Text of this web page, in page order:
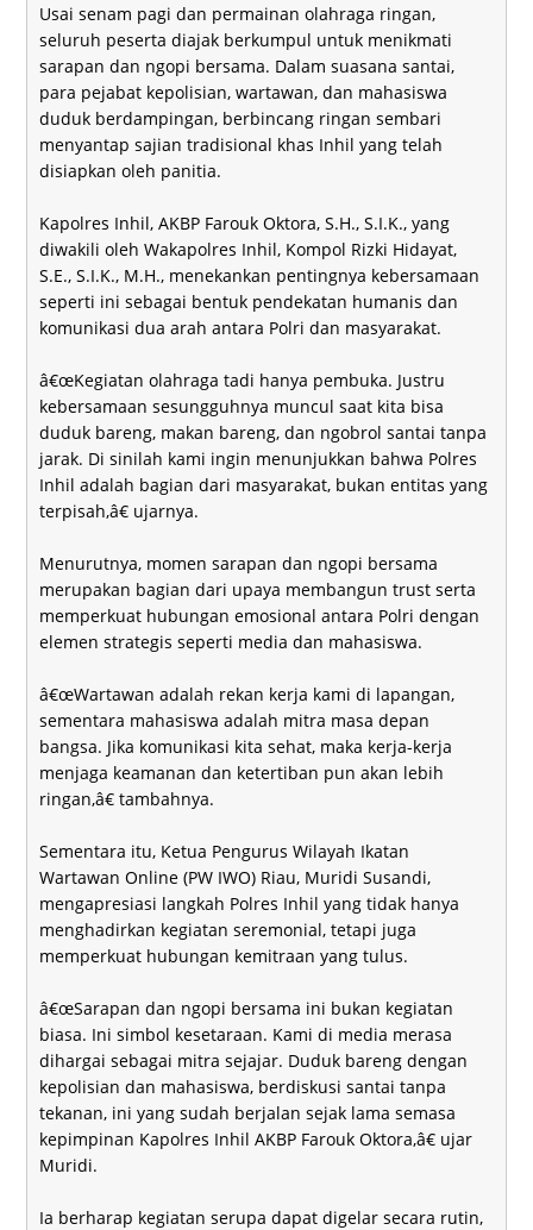
Usai senam pagi dan permainan olahraga ringan,
seluruh peserta diajak berkumpul untuk menikmati
sarapan dan ngopi bersama. Dalam suasana santai,
para pejabat kepolisian, wartawan, dan mahasiswa
duduk berdampingan, berbincang ringan sembari
menyantap sajian tradisional khas Inhil yang telah
disiapkan oleh panitia.
Kapolres Inhil, AKBP Farouk Oktora, S.H., S.I.K., yang
diwakili oleh Wakapolres Inhil, Kompol Rizki Hidayat,
S.E., S.I.K., M.H., menekankan pentingnya kebersamaan
seperti ini sebagai bentuk pendekatan humanis dan
komunikasi dua arah antara Polri dan masyarakat.
â€œKegiatan olahraga tadi hanya pembuka. Justru
kebersamaan sesungguhnya muncul saat kita bisa
duduk bareng, makan bareng, dan ngobrol santai tanpa
jarak. Di sinilah kami ingin menunjukkan bahwa Polres
Inhil adalah bagian dari masyarakat, bukan entitas yang
terpisah,â€ ujarnya.
Menurutnya, momen sarapan dan ngopi bersama
merupakan bagian dari upaya membangun trust serta
memperkuat hubungan emosional antara Polri dengan
elemen strategis seperti media dan mahasiswa.
â€œWartawan adalah rekan kerja kami di lapangan,
sementara mahasiswa adalah mitra masa depan
bangsa. Jika komunikasi kita sehat, maka kerja-kerja
menjaga keamanan dan ketertiban pun akan lebih
ringan,â€ tambahnya.
Sementara itu, Ketua Pengurus Wilayah Ikatan
Wartawan Online (PW IWO) Riau, Muridi Susandi,
mengapresiasi langkah Polres Inhil yang tidak hanya
menghadirkan kegiatan seremonial, tetapi juga
memperkuat hubungan kemitraan yang tulus.
â€œSarapan dan ngopi bersama ini bukan kegiatan
biasa. Ini simbol kesetaraan. Kami di media merasa
dihargai sebagai mitra sejajar. Duduk bareng dengan
kepolisian dan mahasiswa, berdiskusi santai tanpa
tekanan, ini yang sudah berjalan sejak lama semasa
kepimpinan Kapolres Inhil AKBP Farouk Oktora,â€ ujar
Muridi.
Ia berharap kegiatan serupa dapat digelar secara rutin,